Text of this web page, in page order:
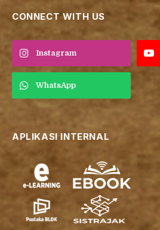
CONNECT WITH US
Instagram
WhatsApp
APLIKASI INTERNAL